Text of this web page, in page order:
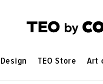
Design TEO Store Art